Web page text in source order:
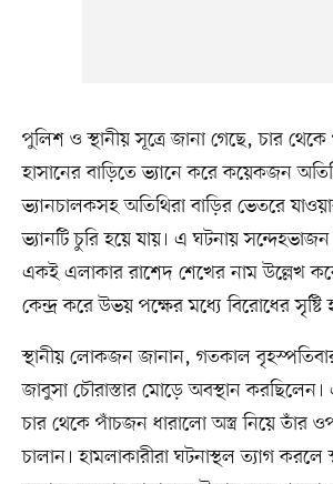
পুলিশ ও স্থানীয় সূত্রে জানা গেছে, চার
হাসানের বাড়িতে ভ্যানে করে কয়েকজন
ভ্যানচালকসহ অতিথিরা বাড়ির ভেতরে
ভ্যানটি চুরি হয়ে যায়। এ ঘটনায়
একই এলাকার রাশেদ শেখের নাম উল্লেখ
কেন্দ্র করে উভয় পক্ষের মধ্যে বিরোধের সৃষ্টি
স্থানীয় লোকজন জানান, গতকাল বৃহস্পতিবার
জাবুসা চৌরাস্তার মোড়ে অবস্থান
চার থেকে পাঁচজন ধারালো অস্ত্র নিয়ে তাঁর
চালান। হামলাকারীরা ঘটনাস্থল ত্যাগ